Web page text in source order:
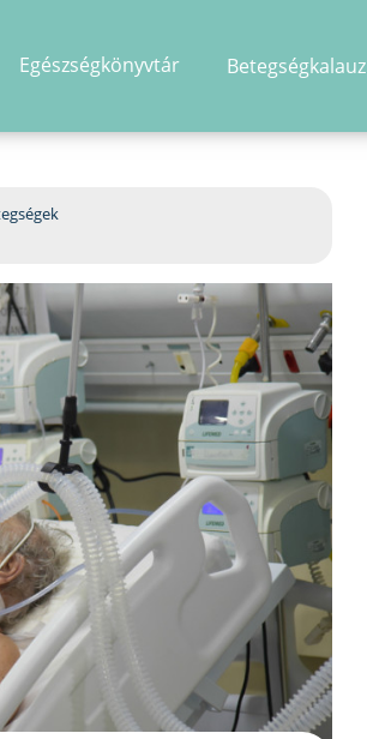
Egészségkönyvtár Betegségkalauz